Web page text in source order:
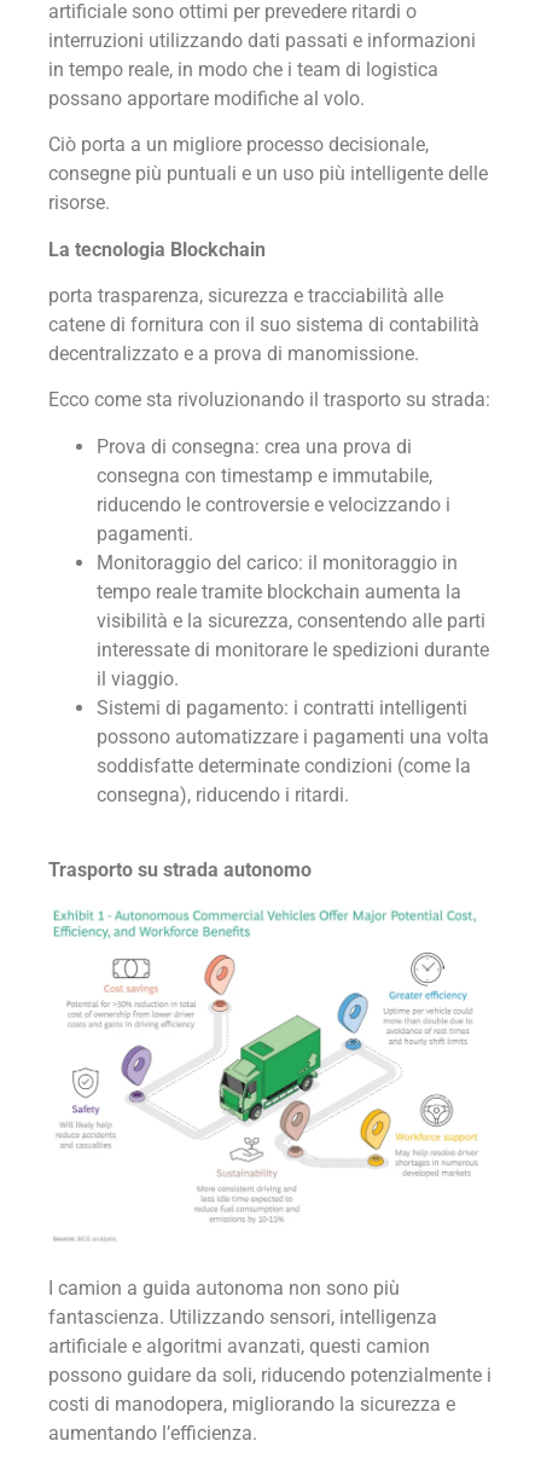
artificiale sono ottimi per prevedere ritardi o
interruzioni utilizzando dati passati e informazioni
in tempo reale, in modo che i team di logistica
possano apportare modifiche al volo.
Ciò porta a un migliore processo decisionale,
consegne più puntuali e un uso più intelligente delle
risorse.
La tecnologia Blockchain
porta trasparenza, sicurezza e tracciabilità alle
catene di fornitura con il suo sistema di contabilità
decentralizzato e a prova di manomissione.
Ecco come sta rivoluzionando il trasporto su strada:
Prova di consegna: crea una prova di
consegna con timestamp e immutabile,
riducendo le controversie e velocizzando i
pagamenti.
Monitoraggio del carico: il monitoraggio in
tempo reale tramite blockchain aumenta la
visibilità e la sicurezza, consentendo alle parti
interessate di monitorare le spedizioni durante
il viaggio.
Sistemi di pagamento: i contratti intelligenti
possono automatizzare i pagamenti una volta
soddisfatte determinate condizioni (come la
consegna), riducendo i ritardi.
Trasporto su strada autonomo
I camion a guida autonoma non sono più
fantascienza. Utilizzando sensori, intelligenza
artificiale e algoritmi avanzati, questi camion
possono guidare da soli, riducendo potenzialmente i
costi di manodopera, migliorando la sicurezza e
aumentando l’efficienza.